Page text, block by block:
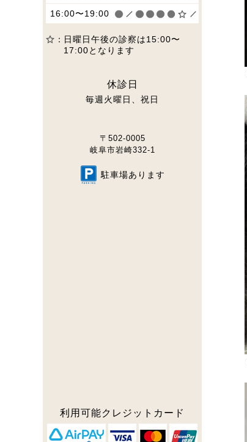
16:00〜19:00
日曜日午後の診察は15:00〜
17:00となります
休診日
毎週火曜日 祝日
〒502-0005
岐阜市岩崎332-1
駐車場あります
利用可能クレジットカード